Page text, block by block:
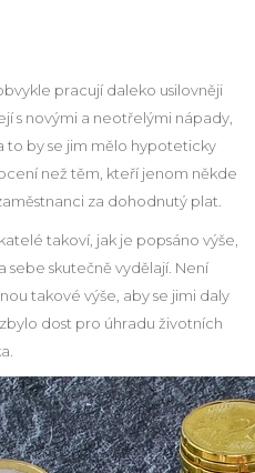
pracují daleko usilovněji
s novými a neotřelými nápady,
to by se jim mělo hypoteticky
než těm, kteří jenom někde
za dohodnutý plat.
takoví, jak je popsáno výše,
sebe skutečně vydělají. Není
takové výše, aby se jimi daly
dost pro úhradu životních